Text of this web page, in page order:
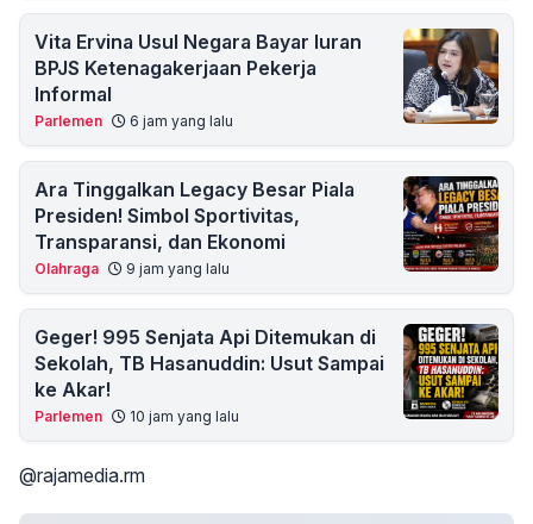
Vita Ervina Usul Negara Bayar Iuran
BPJS Ketenagakerjaan Pekerja
Informal
Parlemen 6 jam yang lalu
Ara Tinggalkan Legacy Besar Piala
Presiden! Simbol Sportivitas,
Transparansi, dan Ekonomi
Olahraga 9 jam yang lalu
Geger! 995 Senjata Api Ditemukan di
Sekolah, TB Hasanuddin: Usut Sampai
ke Akar!
Parlemen 10 jam yang lalu
@rajamedia.rm